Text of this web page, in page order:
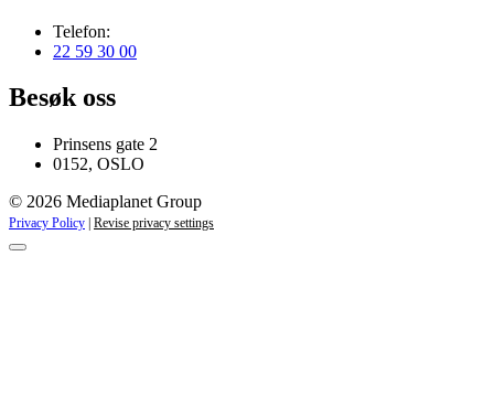
Telefon:
22 59 30 00
Besøk oss
Prinsens gate 2
0152, OSLO
© 2026 Mediaplanet Group
Privacy Policy Revise privacy settings